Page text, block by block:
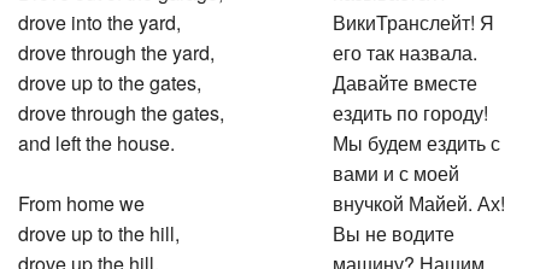
drove into the yard,
drove through the yard,
drove up to the gates,
drove through the gates,
and left the house.
From home we
drove up to the hill,
drove up the hill,
ВикиТранслейт! Я
его так назвала.
Давайте вместе
ездить по городу!
Мы будем ездить с
вами и с моей
внучкой Майей. Ах!
Вы не водите
машину? Нашим